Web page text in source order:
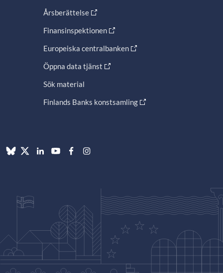
Årsberättelse
Finansinspektionen
Europeiska centralbanken
Öppna data tjänst
Sök material
Finlands Banks konstsamling